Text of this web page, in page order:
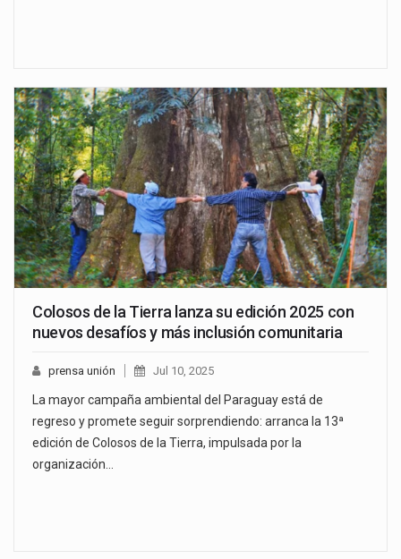
Colosos de la Tierra lanza su edición 2025 con
nuevos desafíos y más inclusión comunitaria
prensa unión Jul 10, 2025
La mayor campaña ambiental del Paraguay está de
regreso y promete seguir sorprendiendo: arranca la 13ª
edición de Colosos de la Tierra, impulsada por la
organización…